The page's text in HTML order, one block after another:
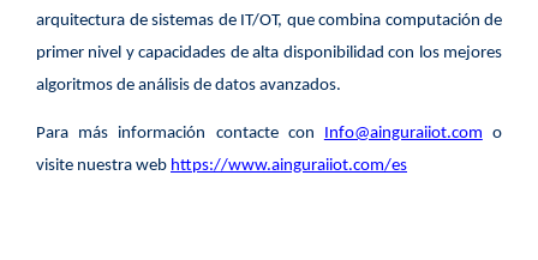
arquitectura de sistemas de IT/OT, ​​que combina computación de
primer nivel y capacidades de alta disponibilidad con los mejores
algoritmos de análisis de datos avanzados.
Para más información contacte con Info@ainguraiiot.com o
visite nuestra web https://www.ainguraiiot.com/es